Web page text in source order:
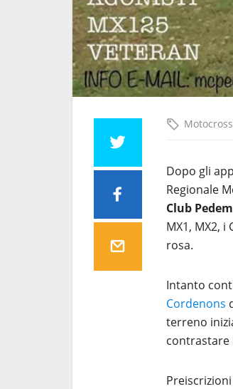
Motocross
Dopo gli
Regionale
Club
MX1, MX2,
rosa.
Intanto
Cordenons
terreno
contrastare